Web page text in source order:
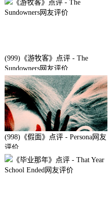
(999)《游牧客》点评 - The
Sundowners网友评价
(998)《假面》点评 - Persona网友
评价